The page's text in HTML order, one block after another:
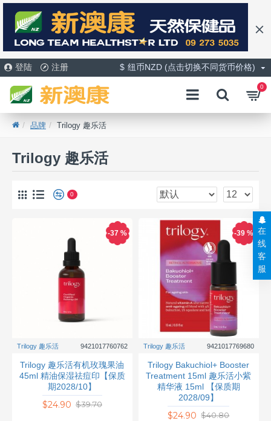
登陆 注册 $ 纽币NZD (点击切换不同货币价格)
0
品牌 Trilogy 趣乐活
Trilogy 趣乐活
0
-37 %
Trilogy 趣乐活 9421017760762
Trilogy 趣乐活有机玫瑰果油
45ml 精油保湿祛痘印【保质
期2028/10】
$24.90 $39.70
-39 %
Trilogy 趣乐活 9421017769680
Trilogy Bakuchiol+ Booster
Treatment 15ml 趣乐活小紫
精华液 15ml 【保质期
2028/09】
$24.90 $40.80
在
线
客
服